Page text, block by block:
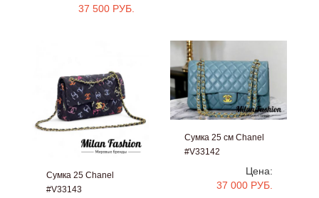
37 500 РУБ.
Сумка 25 Chanel
#V33143
Сумка 25 см Chanel
#V33142
Цена:
37 000 РУБ.